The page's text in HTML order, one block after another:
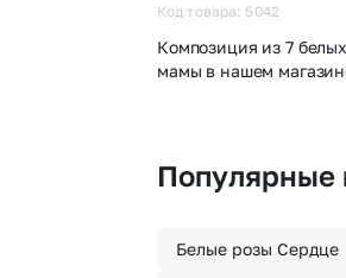
Код товара: 5042
Композиция из 7
мамы в нашем
Популярные
Белые розы Сердце